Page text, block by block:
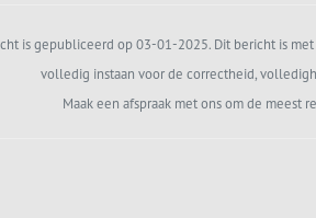
is gepubliceerd op 03-01-2025. Dit bericht is
volledig instaan voor de correctheid,
Maak een afspraak met ons om de meest